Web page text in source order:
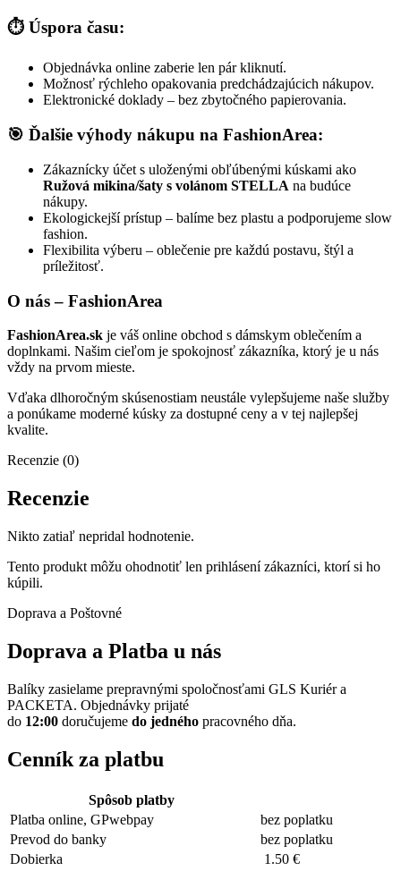
⏱️ Úspora času:
Objednávka online zaberie len pár kliknutí.
Možnosť rýchleho opakovania predchádzajúcich nákupov.
Elektronické doklady – bez zbytočného papierovania.
🎯 Ďalšie výhody nákupu na FashionArea:
Zákaznícky účet s uloženými obľúbenými kúskami ako
Ružová mikina/šaty s volánom STELLA na budúce
nákupy.
Ekologickejší prístup – balíme bez plastu a podporujeme slow
fashion.
Flexibilita výberu – oblečenie pre každú postavu, štýl a
príležitosť.
O nás – FashionArea
FashionArea.sk je váš online obchod s dámskym oblečením a
doplnkami. Našim cieľom je spokojnosť zákazníka, ktorý je u nás
vždy na prvom mieste.
Vďaka dlhoročným skúsenostiam neustále vylepšujeme naše služby
a ponúkame moderné kúsky za dostupné ceny a v tej najlepšej
kvalite.
Recenzie (0)
Recenzie
Nikto zatiaľ nepridal hodnotenie.
Tento produkt môžu ohodnotiť len prihlásení zákazníci, ktorí si ho
kúpili.
Doprava a Poštovné
Doprava a Platba u nás
Balíky zasielame prepravnými spoločnosťami GLS Kuriér a
PACKETA. Objednávky prijaté
do 12:00 doručujeme do jedného pracovného dňa.
Cenník za platbu
Spôsob platby
Platba online, GPwebpay
bez poplatku
Prevod do banky
bez poplatku
Dobierka
1.50 €